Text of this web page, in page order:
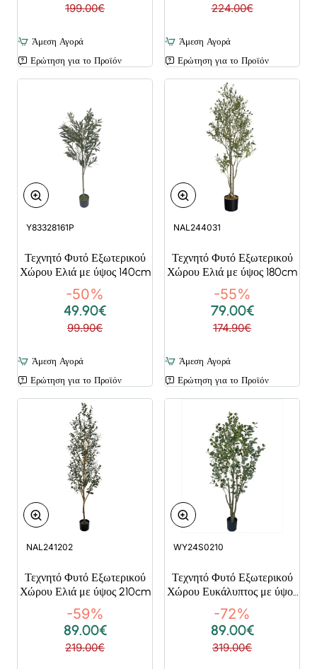
199.00€
Άμεση Αγορά
Ερώτηση για το Προϊόν
224.00€
Άμεση Αγορά
Ερώτηση για το Προϊόν
Y83328161P
Τεχνητό Φυτό Εξωτερικού
Χώρου Ελιά με ύψος 140cm
-50%
49.90€
99.90€
Άμεση Αγορά
Ερώτηση για το Προϊόν
NAL244031
Τεχνητό Φυτό Εξωτερικού
Χώρου Ελιά με ύψος 180cm
-55%
79.00€
174.90€
Άμεση Αγορά
Ερώτηση για το Προϊόν
NAL241202
Τεχνητό Φυτό Εξωτερικού
Χώρου Ελιά με ύψος 210cm
-59%
89.00€
219.00€
WY24S0210
Τεχνητό Φυτό Εξωτερικού
Χώρου Ευκάλυπτος με ύψος
210cm
-72%
89.00€
319.00€